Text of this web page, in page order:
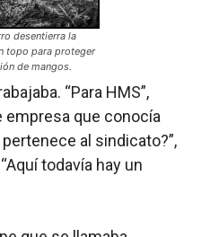
desentierra la
topo para proteger
de mangos.
“Para HMS”,
empresa que conocía
al sindicato?”,
todavía hay un